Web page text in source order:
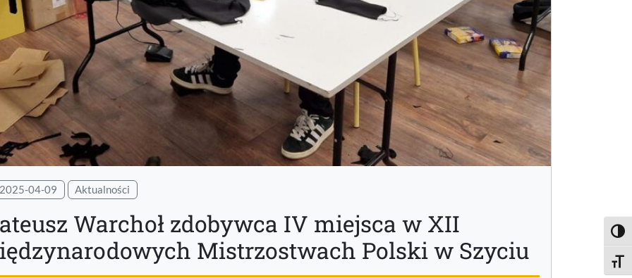
2025-04-09 Aktualności
Warchoł zdobywca IV miejsca w XII
Mistrzostwach Polski w Szyciu